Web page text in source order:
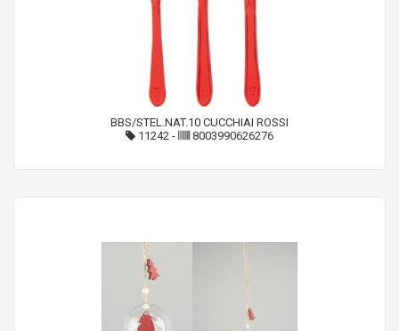
BBS/STEL.NAT.10 CUCCHIAI ROSSI
11242 - 8003990626276